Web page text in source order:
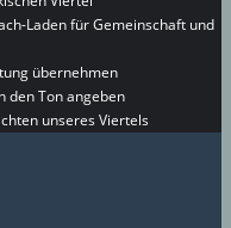
Laden für Gemeinschaft und
übernehmen
den Ton angeben
unseres Viertels